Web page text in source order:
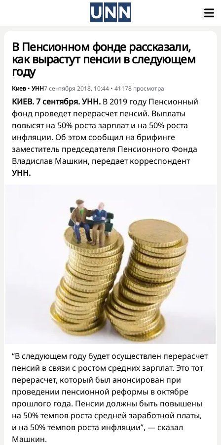
В Пенсионном фонде рассказали,
как вырастут пенсии в следующем
году
Киев • УНН7 сентября 2018, 10:44 • 41178 просмотра
КИЕВ. 7 сентября. УНН. В 2019 году Пенсионный
фонд проведет перерасчет пенсий. Выплаты
повысят на 50% роста зарплат и на 50% роста
инфляции. Об этом сообщил на брифинге
заместитель председателя Пенсионного Фонда
Владислав Машкин, передает корреспондент
УНН.
“В следующем году будет осуществлен перерасчет
пенсий в связи с ростом средних зарплат. Это тот
перерасчет, который был анонсирован при
проведении пенсионной реформы в октябре
прошлого года. Пенсии должны быть повышены
на 50% темпов роста средней заработной платы,
и на 50% темпов роста инфляции”, — сказал
Машкин.